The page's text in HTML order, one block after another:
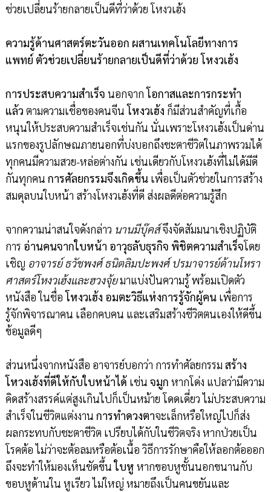
ช่วยเปลี่ยนร้ายกลายเป็นดีที่ว่าด้วย โหงวเฮ้ง
ความรู้ด้านศาสตร์ตะวันออก ผสานเทคโนโลยีทางการ
แพทย์ ตัวช่วยเปลี่ยนร้ายกลายเป็นดีที่ว่าด้วย โหงวเฮ้ง
การประสบความสำเร็จ นอกจากโอกาสและการกระทำ
แล้ว ตามความเชื่อของคนจีนโหงวเฮ้ง ก็มีส่วนสำคัญที่เกื้อ
หนุนให้ประสบความสำเร็จเช่นกัน นั่นเพราะโหงวเฮ้งเป็นด่าน
แรกของรูปลักษณภายนอกที่บ่งบอกถึงชะตาชีวิตในภาพรวมได้
ทุกคนมีความสวย-หล่อต่างกัน เช่นเดียวกับโหงวเฮ้งที่ไม่ได้มีดี
กันทุกคน การศัลยกรรมจึงเกิดขึ้นเพื่อเป็นตัวช่วยในการสร้าง
สมดุลบนใบหน้า สร้างโหงวเฮ้งที่ดี ส่งผลดีต่อความรู้สึก
จากความน่าสนใจดังกล่าว นานมีบุ๊คส์จึงจัดสัมมนาเชิงปฏิบัติ
การ อ่านคนจากใบหน้า อาวุธลับธุรกิจ พิชิตความสำเร็จโดย
เชิญ อาจารย์ ธวัชพงศ์ ธนิตลิมปะพงศ์ ปรมาจารย์ด้านโหรา
ศาสตร์โหงวเฮ้งและฮวงจุ้ยมาแบ่งปันความรู้ พร้อมเปิดตัว
หนังสือ ในชื่อโหงวเฮ้ง อมตะวิธีแห่งการรู้จักผู้คน เพื่อการ
รู้จักพิจารณาคน เลือกคบคน และเสริมสร้างชีวิตตนเองให้ดีขึ้น
ข้อมูลดีๆ
ส่วนหนึ่งจากหนังสือ อาจารย์บอกว่า การทำศัลยกรรม สร้าง
โหวงเฮ้งที่ดีให้กับใบหน้าได้ เช่น จมูก หากโด่ง แปลว่ามีความ
คิดสร้างสรรค์แต่สูงเกินไปก็เป็นหม้าย โดดเดี่ยว ไม่ประสบความ
สำเร็จในชีวิตแต่งงาน การทำดวงตาจะเล็กหรือใหญ่ไปก็ส่ง
ผลกระทบกับชะตาชีวิต เปรียบได้กับในชีวิตจริง หากป่วยเป็น
โรคต้อ ไม่ว่าจะต้อลมหรือต้อเนื้อ วิธีการรักษาคือให้ลอกต้อออก
ถึงจะทำให้มองเห็นชัดขึ้นใบหู หากขอบหูชั้นนอกขนานกับ
ขอบหูด้านใน หูเรียว ไม่ใหญ่ หมายถึงเป็นคนขยันและ